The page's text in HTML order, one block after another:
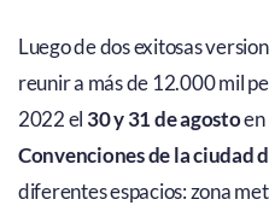
Luego de dos exitosas
reunir a más de 12.000 mil
2022 el 30 y 31 de agostoen
Convenciones de la ciudad
diferentes espacios: zona